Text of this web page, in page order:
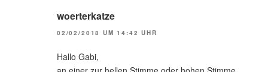
woerterkatze
02/02/2018 UM 14:42 UHR
Hallo Gabi,